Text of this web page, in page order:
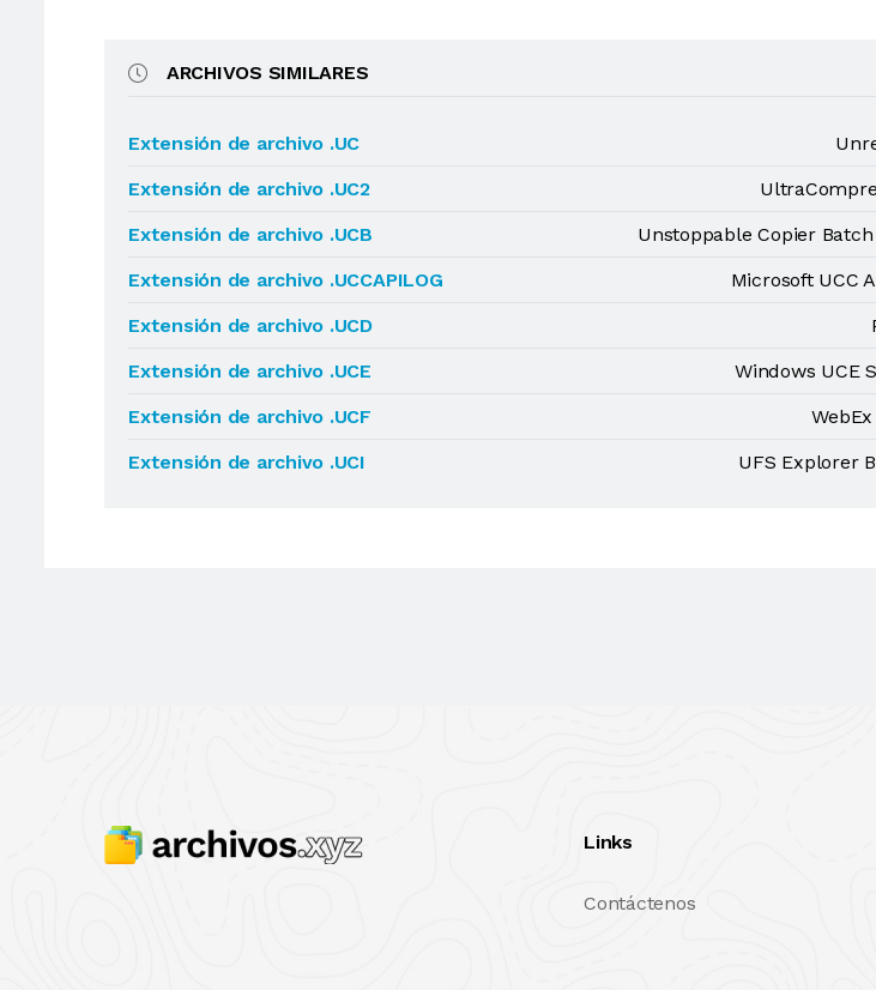
ARCHIVOS SIMILARES
Extensión de archivo .UC
Extensión de archivo .UC2
Extensión de archivo .UCB
Unstoppable Copier
Extensión de archivo .UCCAPILOG
Microsoft UCC
Extensión de archivo .UCD
Extensión de archivo .UCE
Windows UCE
Extensión de archivo .UCF
Extensión de archivo .UCI
UFS Explorer
Links
Contáctenos